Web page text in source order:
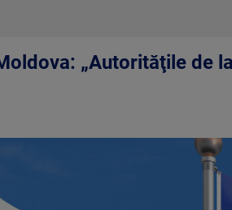
„Autorităţile de